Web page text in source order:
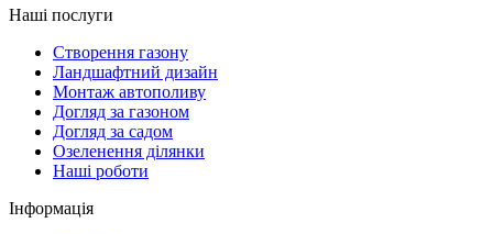
Наші послуги
Створення газону
Ландшафтний дизайн
Монтаж автополиву
Догляд за газоном
Догляд за садом
Озеленення ділянки
Наші роботи
Інформація